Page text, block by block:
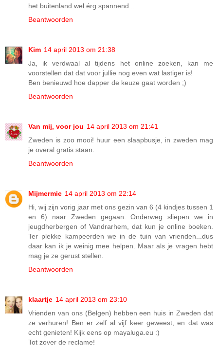
het buitenland wel érg spannend...
Beantwoorden
Kim 14 april 2013 om 21:38
Ja, ik verdwaal al tijdens het online zoeken, kan me
voorstellen dat dat voor jullie nog even wat lastiger is!
Ben benieuwd hoe dapper de keuze gaat worden ;)
Beantwoorden
Van mij, voor jou 14 april 2013 om 21:41
Zweden is zoo mooi! huur een slaapbusje, in zweden mag
je overal gratis staan.
Beantwoorden
Mijmermie 14 april 2013 om 22:14
Hi, wij zijn vorig jaar met ons gezin van 6 (4 kindjes tussen 1
en 6) naar Zweden gegaan. Onderweg sliepen we in
jeugdherbergen of Vandrarhem, dat kun je online boeken.
Ter plekke kampeerden we in de tuin van vrienden...dus
daar kan ik je weinig mee helpen. Maar als je vragen hebt
mag je ze gerust stellen.
Beantwoorden
klaartje 14 april 2013 om 23:10
Vrienden van ons (Belgen) hebben een huis in Zweden dat
ze verhuren! Ben er zelf al vijf keer geweest, en dat was
echt genieten! Kijk eens op mayaluga.eu :)
Tot zover de reclame!